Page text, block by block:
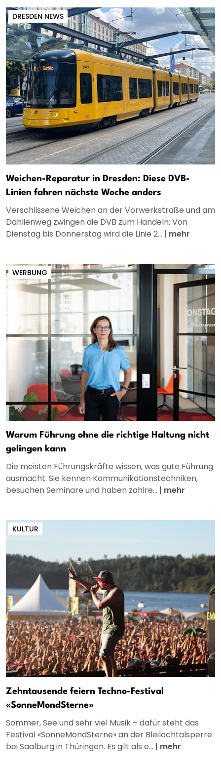
DRESDEN NEWS
Weichen-Reparatur in Dresden: Diese DVB-
Linien fahren nächste Woche anders
Verschlissene Weichen an der Vorwerkstraße und am
Dahlienweg zwingen die DVB zum Handeln: Von
Dienstag bis Donnerstag wird die Linie 2... | mehr
WERBUNG
Warum Führung ohne die richtige Haltung nicht
gelingen kann
Die meisten Führungskräfte wissen, was gute Führung
ausmacht. Sie kennen Kommunikationstechniken,
besuchen Seminare und haben zahlre... | mehr
KULTUR
Zehntausende feiern Techno-Festival
«SonneMondSterne»
Sommer, See und sehr viel Musik – dafür steht das
Festival «SonneMondSterne» an der Bleilochtalsperre
bei Saalburg in Thüringen. Es gilt als e... | mehr